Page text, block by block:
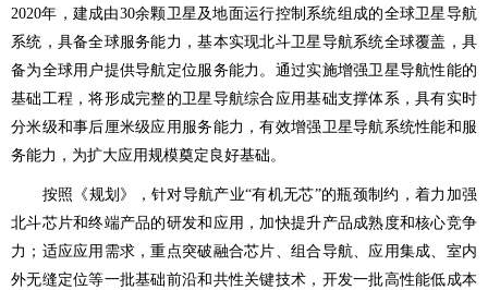
2020年，建成由30余颗卫星及地面运行控制系统组成的全球卫星导航
系统，具备全球服务能力，基本实现北斗卫星导航系统全球覆盖，具
备为全球用户提供导航定位服务能力。通过实施增强卫星导航性能的
基础工程，将形成完整的卫星导航综合应用基础支撑体系，具有实时
分米级和事后厘米级应用服务能力，有效增强卫星导航系统性能和服
务能力，为扩大应用规模奠定良好基础。
按照《规划》，针对导航产业“有机无芯”的瓶颈制约，着力加强
北斗芯片和终端产品的研发和应用，加快提升产品成熟度和核心竞争
力；适应应用需求，重点突破融合芯片、组合导航、应用集成、室内
外无缝定位等一批基础前沿和共性关键技术，开发一批高性能低成本